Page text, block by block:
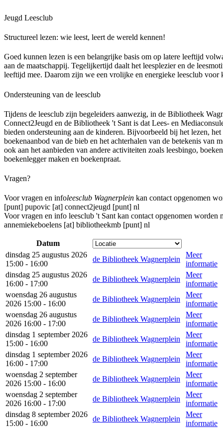
Jeugd Leesclub
Structureel lezen: wie leest, leert de wereld kennen!
Goed kunnen lezen is een belangrijke basis om op latere leeftijd
aan de maatschappij. Tegelijkertijd daalt het leesplezier en de
leeftijd mee. Daarom zijn we een vrolijke en energieke leesclub voor
Ondersteuning van de leesclub
Tijdens de leesclub zijn begeleiders aanwezig, in de Bibliotheek
Connect2Jeugd en de Bibliotheek 't Sant is dat Lees- en
bieden ondersteuning aan de kinderen. Bijvoorbeeld bij het lezen,
boekenaanbod van de bieb en het achterhalen van de betekenis van
ook aan het aanbieden van andere activiteiten zoals leesbingo,
boekenlegger maken en boekenpraat.
Vragen?
Voor vragen en infoleesclub Wagnerplein kan contact opgenomen
[punt] pupovic [at] connect2jeugd [punt] nl
Voor vragen en info leesclub 't Sant kan contact opgenomen worden
annemiekeboelens [at] bibliotheekmb [punt] nl
Datum
dinsdag 25 augustus 2026
15:00 - 16:00
de Bibliotheek Wagnerplein
Meer
informatie
dinsdag 25 augustus 2026
16:00 - 17:00
de Bibliotheek Wagnerplein
Meer
informatie
woensdag 26 augustus
2026 15:00 - 16:00
de Bibliotheek Wagnerplein
Meer
informatie
woensdag 26 augustus
2026 16:00 - 17:00
de Bibliotheek Wagnerplein
Meer
informatie
dinsdag 1 september 2026
15:00 - 16:00
de Bibliotheek Wagnerplein
Meer
informatie
dinsdag 1 september 2026
16:00 - 17:00
de Bibliotheek Wagnerplein
Meer
informatie
woensdag 2 september
2026 15:00 - 16:00
de Bibliotheek Wagnerplein
Meer
informatie
woensdag 2 september
2026 16:00 - 17:00
de Bibliotheek Wagnerplein
Meer
informatie
dinsdag 8 september 2026
15:00 - 16:00
de Bibliotheek Wagnerplein
Meer
informatie